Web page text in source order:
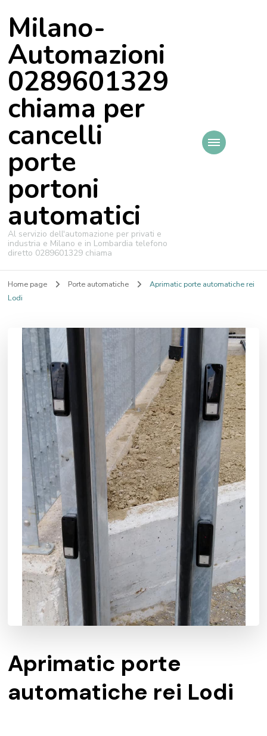
Milano-
Automazioni
0289601329
chiama per
cancelli
porte
portoni
automatici
Al servizio dell'automazione per privati e
industria e Milano e in Lombardia telefono
diretto 0289601329 chiama
Home page Porte automatiche
Aprimatic porte automatiche rei
Lodi
Aprimatic porte
automatiche rei Lodi